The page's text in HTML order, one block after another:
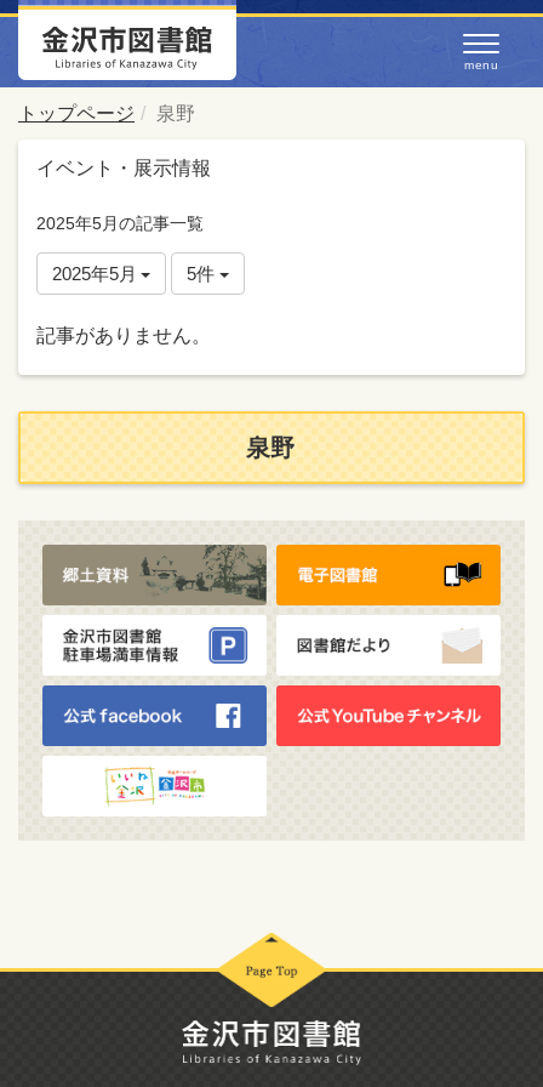
トップページ 泉野
イベント・展示情報
2025年5月の記事一覧
2025年5月 5件
記事がありません。
泉野